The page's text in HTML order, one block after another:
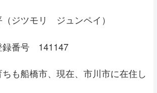
ジツモリ ジュンペイ）
番号 141147
も船橋市、現在、市川市に在住し